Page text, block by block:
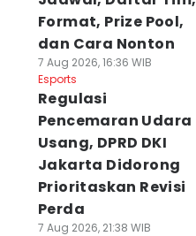
Format, Prize Pool,
dan Cara Nonton
7 Aug 2026, 16:36 WIB
Esports
Regulasi
Pencemaran Udara
Usang, DPRD DKI
Jakarta Didorong
Prioritaskan Revisi
Perda
7 Aug 2026, 21:38 WIB